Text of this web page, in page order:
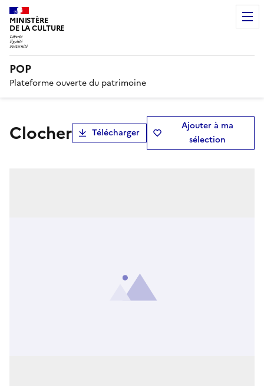
MINISTÈRE
DE LA CULTURE
POP
Plateforme ouverte du patrimoine
Clocher Télécharger
Ajouter à ma
sélection